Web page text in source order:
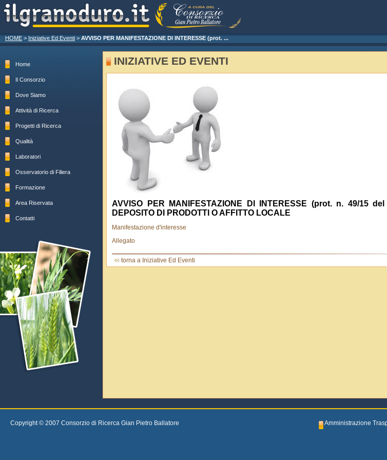
HOME > Iniziative Ed Eventi > AVVISO PER MANIFESTAZIONE DI INTERESSE (prot. ...
Home
Il Consorzio
Dove Siamo
Attività di Ricerca
Progetti di Ricerca
Qualità
Laboratori
Osservatorio di Filiera
Formazione
Area Riservata
Contatti
INIZIATIVE ED EVENTI
AVVISO PER MANIFESTAZIONE DI INTERESSE (prot. n. 49/15 del
DEPOSITO DI PRODOTTI O AFFITTO LOCALE
Manifestazione d'interesse
Allegato
torna a Iniziative Ed Eventi
Copyright © 2007 Consorzio di Ricerca Gian Pietro Ballatore Amministrazione